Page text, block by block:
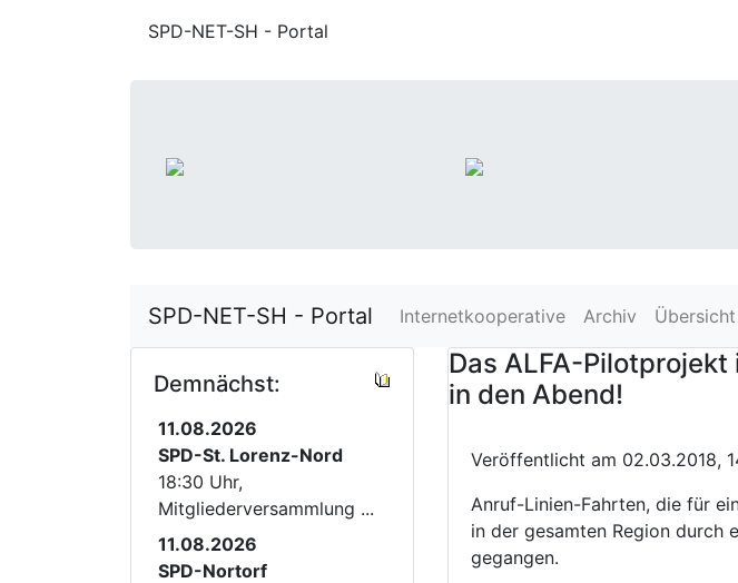
SPD-NET-SH - Portal
SPD-NET-SH - Portal Internetkooperative Archiv Übersicht
Demnächst:
11.08.2026
SPD-St. Lorenz-Nord
18:30 Uhr,
Mitgliederversammlung ...
11.08.2026
SPD-Nortorf
Das ALFA-
in den Abend!
Veröffentlicht am 02.03.2018,
Anruf-Linien-Fahrten, die für
in der gesamten Region durch
gegangen.